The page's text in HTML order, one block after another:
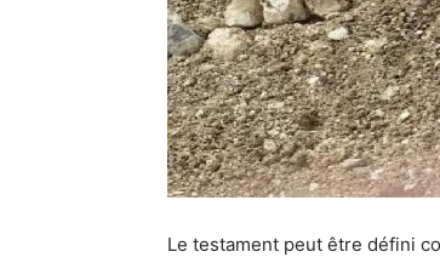
Le testament peut être défini